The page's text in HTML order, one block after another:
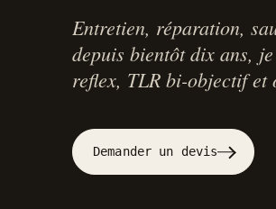
Entretien, réparation,
depuis bientôt dix ans,
reflex, TLR bi-objectif et
Demander un devis